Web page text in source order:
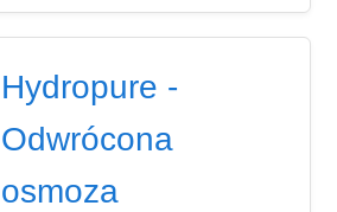
Hydropure -
Odwrócona
osmoza